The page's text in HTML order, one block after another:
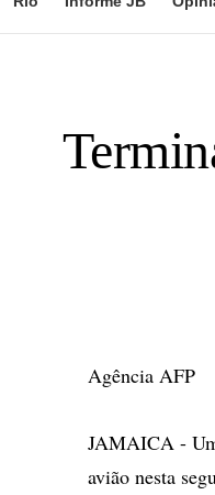
Agência AFP
JAMAICA -
avião nesta